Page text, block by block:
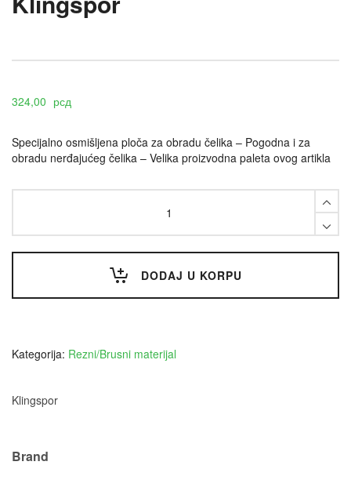
324,00 рсд
Specijalno osmišljena ploča za obradu čelika – Pogodna i za
obradu nerđajućeg čelika – Velika proizvodna paleta ovog artikla
DODAJ U KORPU
Kategorija: Rezni/Brusni materijal
Klingspor
Brand